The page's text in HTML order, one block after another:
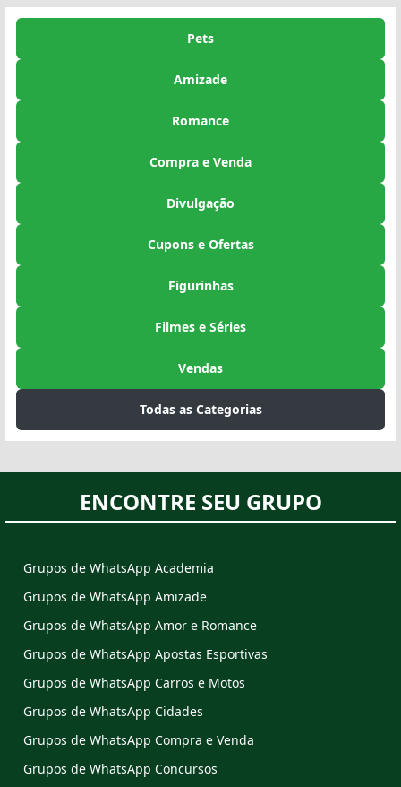
Pets
Amizade
Romance
Compra e Venda
Divulgação
Cupons e Ofertas
Figurinhas
Filmes e Séries
Vendas
Todas as Categorias
ENCONTRE SEU GRUPO
Grupos de WhatsApp Academia
Grupos de WhatsApp Amizade
Grupos de WhatsApp Amor e Romance
Grupos de WhatsApp Apostas Esportivas
Grupos de WhatsApp Carros e Motos
Grupos de WhatsApp Cidades
Grupos de WhatsApp Compra e Venda
Grupos de WhatsApp Concursos